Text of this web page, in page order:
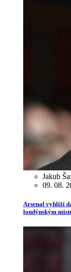
Jakub
09. 08.
Arsenal vyhlíží
londýnským